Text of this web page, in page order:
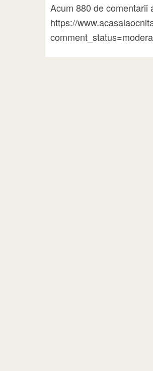
Acum 880 de comentarii
https://